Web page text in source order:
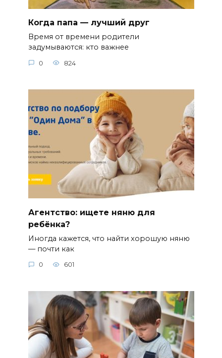
Когда папа — лучший друг
Время от времени родители
задумываются: кто важнее
0 824
Агентство: ищете няню для
ребёнка?
Иногда кажется, что найти хорошую няню
— почти как
0 601